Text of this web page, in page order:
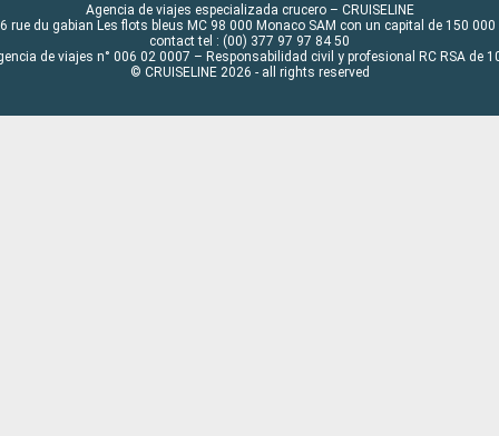
Agencia de viajes especializada crucero – CRUISELINE
rue du gabian Les flots bleus MC 98 000 Monaco SAM con un capital de 150 000
contact tel : (00) 377 97 97 84 50
de viajes n° 006 02 0007 – Responsabilidad civil y profesional RC RSA de
© CRUISELINE 2026 - all rights reserved